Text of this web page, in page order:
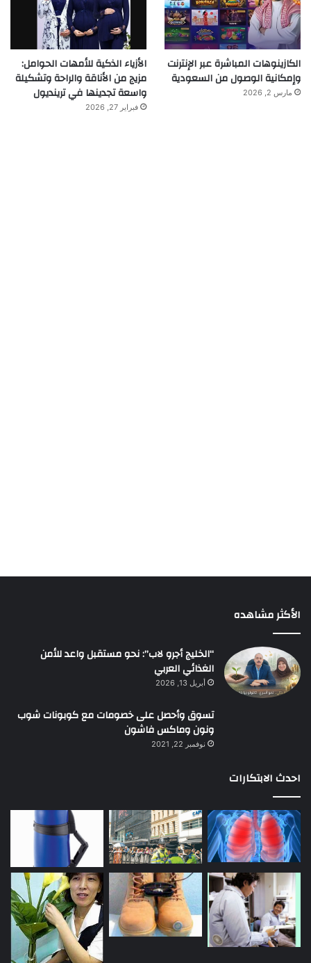
الكازينوهات المباشرة عبر الإنترنت
وإمكانية الوصول من السعودية
مارس 2, 2026
الأزياء الذكية للأمهات الحوامل:
مزيج من الأناقة والراحة وتشكيلة
واسعة تجدينها في ترينديول
فبراير 27, 2026
الأكثر مشاهده
“الخليج أجرو لاب”: نحو مستقبل واعد للأمن
الغذائي العربي
أبريل 13, 2026
تسوق وأحصل على خصومات مع كوبونات شوب
ونون وماكس فاشون
نوفمبر 22, 2021
احدث الابتكارات